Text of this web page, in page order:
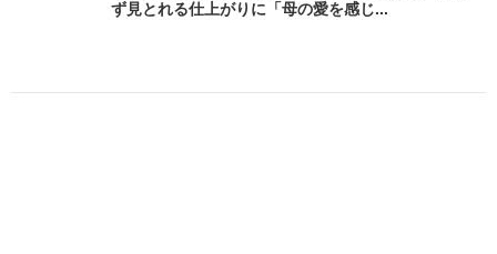
ず見とれる仕上がりに「母の愛を感じ...